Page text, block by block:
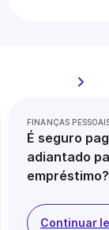
FINANÇAS
É seguro
adiantado
empréstimo?
Continuar